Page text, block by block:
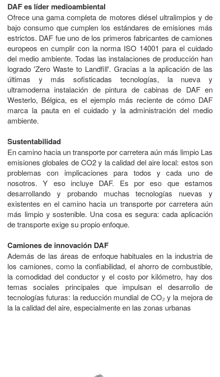
DAF es líder medioambiental
Ofrece una gama completa de motores diésel ultralimpios y de
bajo consumo que cumplen los estándares de emisiones más
estrictos. DAF fue uno de los primeros fabricantes de camiones
europeos en cumplir con la norma ISO 14001 para el cuidado
del medio ambiente. Todas las instalaciones de producción han
logrado 'Zero Waste to Landfill'. Gracias a la aplicación de las
últimas y más sofisticadas tecnologías, la nueva y
ultramoderna instalación de pintura de cabinas de DAF en
Westerlo, Bélgica, es el ejemplo más reciente de cómo DAF
marca la pauta en el cuidado y la administración del medio
ambiente.
Sustentabilidad
En camino hacia un transporte por carretera aún más limpio Las
emisiones globales de CO2 y la calidad del aire local: estos son
problemas con implicaciones para todos y cada uno de
nosotros. Y eso incluye DAF. Es por eso que estamos
desarrollando y probando muchas tecnologías nuevas y
existentes en el camino hacia un transporte por carretera aún
más limpio y sostenible. Una cosa es segura: cada aplicación
de transporte exige su propio enfoque.
Camiones de innovación DAF
Además de las áreas de enfoque habituales en la industria de
los camiones, como la confiabilidad, el ahorro de combustible,
la comodidad del conductor y el costo por kilómetro, hay dos
temas sociales principales que impulsan el desarrollo de
tecnologías futuras: la reducción mundial de CO₂ y la mejora de
la la calidad del aire, especialmente en las zonas urbanas